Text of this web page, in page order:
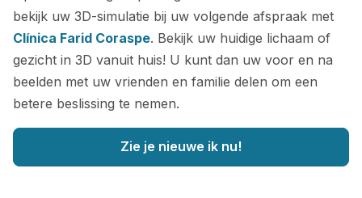
bekijk uw 3D-simulatie bij uw volgende afspraak met
Clínica Farid Coraspe. Bekijk uw huidige lichaam of
gezicht in 3D vanuit huis! U kunt dan uw voor en na
beelden met uw vrienden en familie delen om een
betere beslissing te nemen.
Zie je nieuwe ik nu!